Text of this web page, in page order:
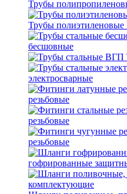
Трубы
Трубы
бесшовные
электросварные
резьбовые
резьбовые
резьбовые
гофрированные